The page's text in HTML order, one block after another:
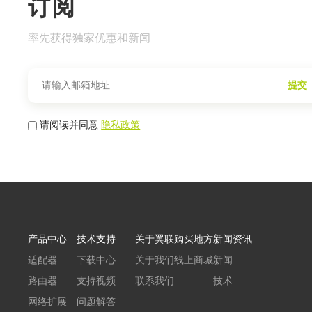
订阅
率先获得独家优惠和新闻
提交
请阅读并同意隐私政策
产品中心
适配器
路由器
网络扩展
技术支持
下载中心
支持视频
问题解答
关于翼联
关于我们
联系我们
购买地方
线上商城
新闻资讯
新闻
技术